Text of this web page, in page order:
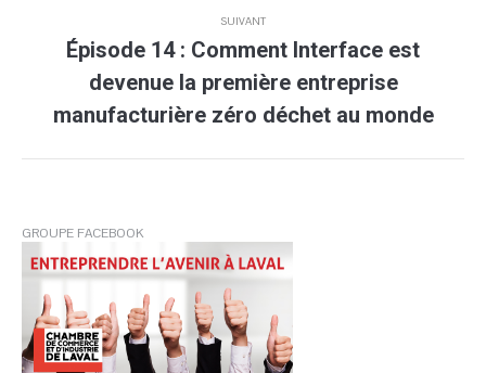
SUIVANT
Article
suivant
:
Épisode 14 : Comment Interface est
devenue la première entreprise
manufacturière zéro déchet au monde
GROUPE FACEBOOK